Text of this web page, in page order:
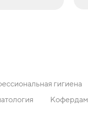
гигиена
Кофердам